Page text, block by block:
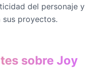
del personaje y
proyectos.
sobre Joy